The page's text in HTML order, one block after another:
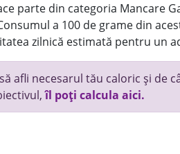
parte din categoria Mancare
a 100 de grame din
zilnică estimată pentru un
afli necesarul tău caloric și de
îl poți calcula aici.